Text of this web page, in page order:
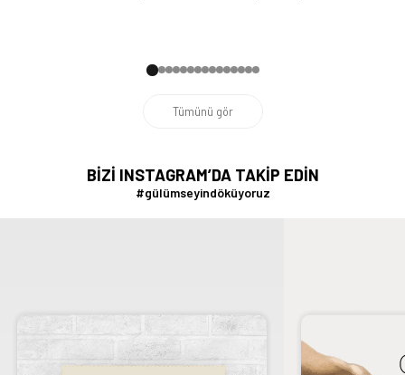
Tümünü gör
BİZİ INSTAGRAM’DA TAKİP EDİN
#gülümseyindöküyoruz